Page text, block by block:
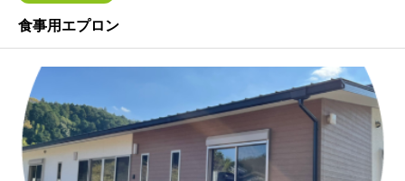
食事用エプロン